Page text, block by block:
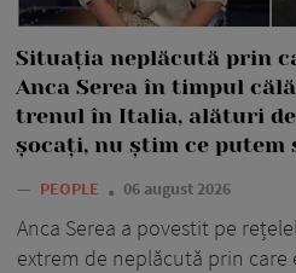
Situația neplăcută prin
Anca Serea în timpul
trenul în Italia, alături de
șocați, nu știm ce putem
— PEOPLE 06 august 2026
Anca Serea a povestit pe
extrem de neplăcută prin care